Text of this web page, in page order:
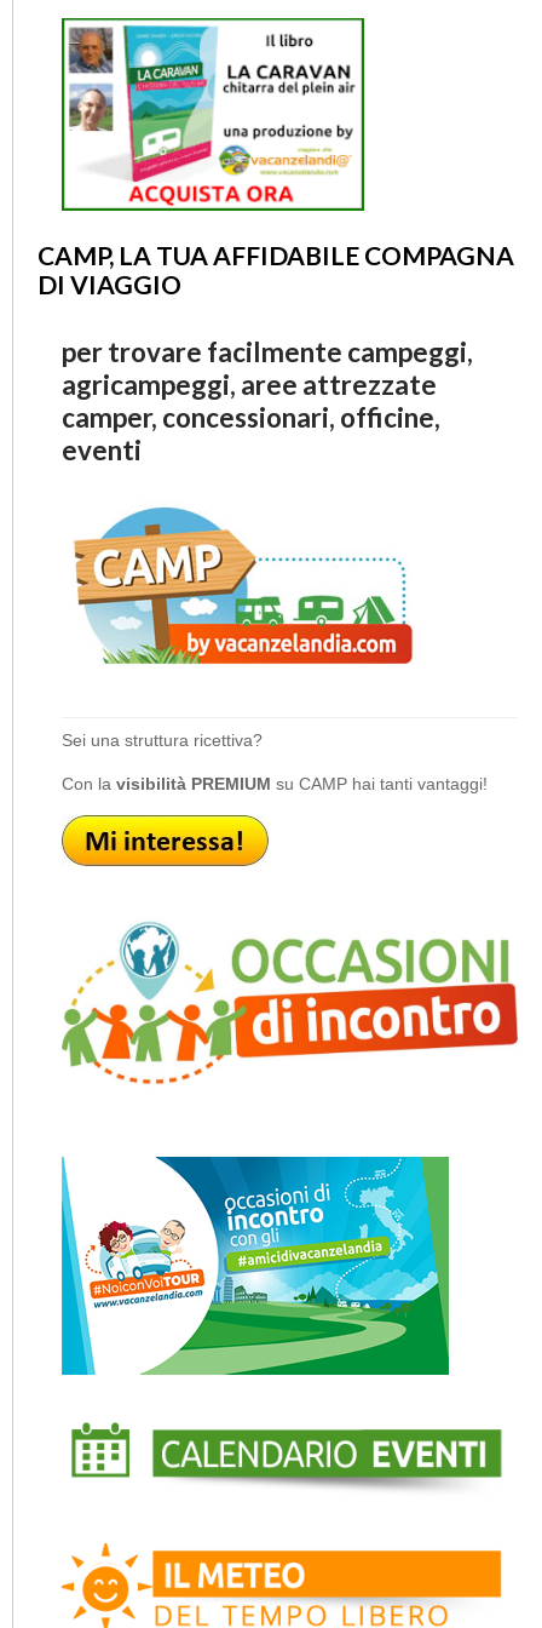
CAMP, LA TUA AFFIDABILE COMPAGNA
DI VIAGGIO
per trovare facilmente campeggi,
agricampeggi, aree attrezzate
camper, concessionari, officine,
eventi
Sei una struttura ricettiva?
Con la visibilità PREMIUM su CAMP hai tanti vantaggi!